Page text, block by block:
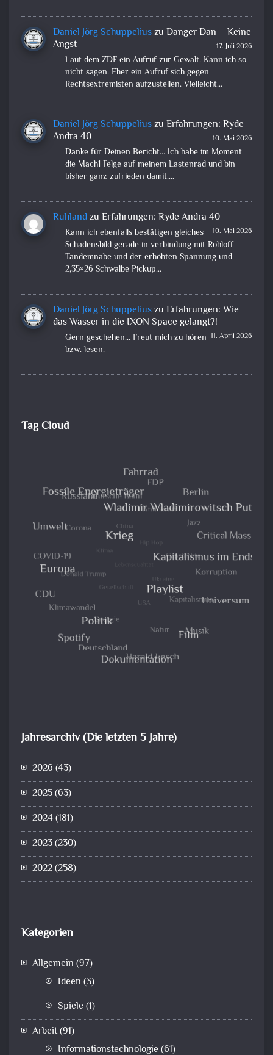
Daniel Jörg Schuppeliuszu Danger Dan – Keine
Angst
17. Juli 2026
Laut dem ZDF ein Aufruf zur Gewalt. Kann ich so
nicht sagen. Eher ein Aufruf sich gegen
Rechtsextremisten aufzustellen. Vielleicht…
Daniel Jörg Schuppeliuszu Erfahrungen: Ryde
Andra 40
10. Mai 2026
Danke für Deinen Bericht... Ich habe im Moment
die Mach1 Felge auf meinem Lastenrad und bin
bisher ganz zufrieden damit.…
Ruhlandzu Erfahrungen: Ryde Andra 40
10. Mai 2026
Kann ich ebenfalls bestätigen gleiches
Schadensbild gerade in verbindung mit Rohloff
Tandemnabe und der erhöhten Spannung und
2,35×26 Schwalbe Pickup…
Daniel Jörg Schuppeliuszu Erfahrungen: Wie
das Wasser in die IXON Space gelangt?!
11. April 2026
Gern geschehen... Freut mich zu hören
bzw. lesen.
Tag Cloud
Jahresarchiv (Die letzten 5 Jahre)
2026 (43)
2025(63)
2024(181)
2023(230)
2022(258)
Kategorien
Allgemein (97)
Ideen (3)
Spiele (1)
Arbeit(91)
Informationstechnologie (61)